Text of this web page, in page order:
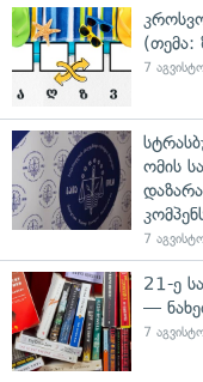
(თემა:
7
ომის
7
21-ე
—
7